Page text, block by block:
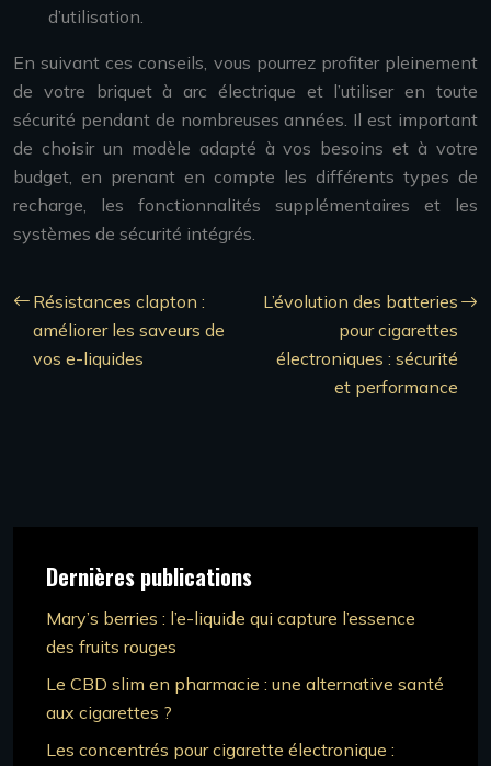
d’utilisation.
En suivant ces conseils, vous pourrez profiter pleinement
de votre briquet à arc électrique et l’utiliser en toute
sécurité pendant de nombreuses années. Il est important
de choisir un modèle adapté à vos besoins et à votre
budget, en prenant en compte les différents types de
recharge, les fonctionnalités supplémentaires et les
systèmes de sécurité intégrés.
Résistances clapton :
améliorer les saveurs de
vos e-liquides
L’évolution des batteries
pour cigarettes
électroniques : sécurité
et performance
Dernières publications
Mary’s berries : l’e-liquide qui capture l’essence
des fruits rouges
Le CBD slim en pharmacie : une alternative santé
aux cigarettes ?
Les concentrés pour cigarette électronique :